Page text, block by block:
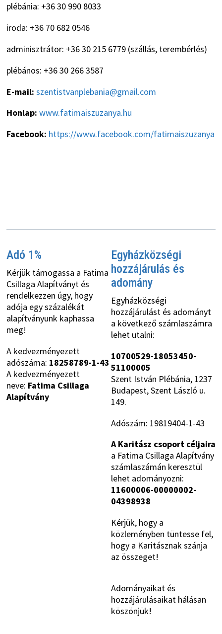
plébánia: +36 30 990 8033
iroda: +36 70 682 0546
adminisztrátor: +36 30 215 6779 (szállás, terembérlés)
plébános: +36 30 266 3587
E-mail: szentistvanplebania@gmail.com
Honlap: www.fatimaiszuzanya.hu
Facebook: https://www.facebook.com/fatimaiszuzanya
Adó 1%
Kérjük támogassa a Fatima
Csillaga Alapítványt és
rendelkezzen úgy, hogy
adója egy százalékát
alapítványunk kaphassa
meg!
A kedvezményezett
adószáma: 18258789-1-43
A kedvezményezett
neve: Fatima Csillaga
Alapítvány
Egyházközségi
hozzájárulás és
adomány
Egyházközségi
hozzájárulást és adományt
a következő számlaszámra
lehet utalni:
10700529-18053450-
51100005
Szent István Plébánia, 1237
Budapest, Szent László u.
149.
Adószám: 19819404-1-43
A Karitász csoport céljaira
a Fatima Csillaga Alapítvány
számlaszámán keresztül
lehet adományozni:
11600006-00000002-
04398938
Kérjük, hogy a
közleményben tüntesse fel,
hogy a Karitásznak szánja
az összeget!
Adományaikat és
hozzájárulásaikat hálásan
köszönjük!